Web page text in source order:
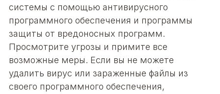
системы с помощью антивирусного
программного обеспечения и программы
защиты от вредоносных программ.
Просмотрите угрозы и примите все
возможные меры. Если вы не можете
удалить вирус или зараженные файлы из
своего программного обеспечения,